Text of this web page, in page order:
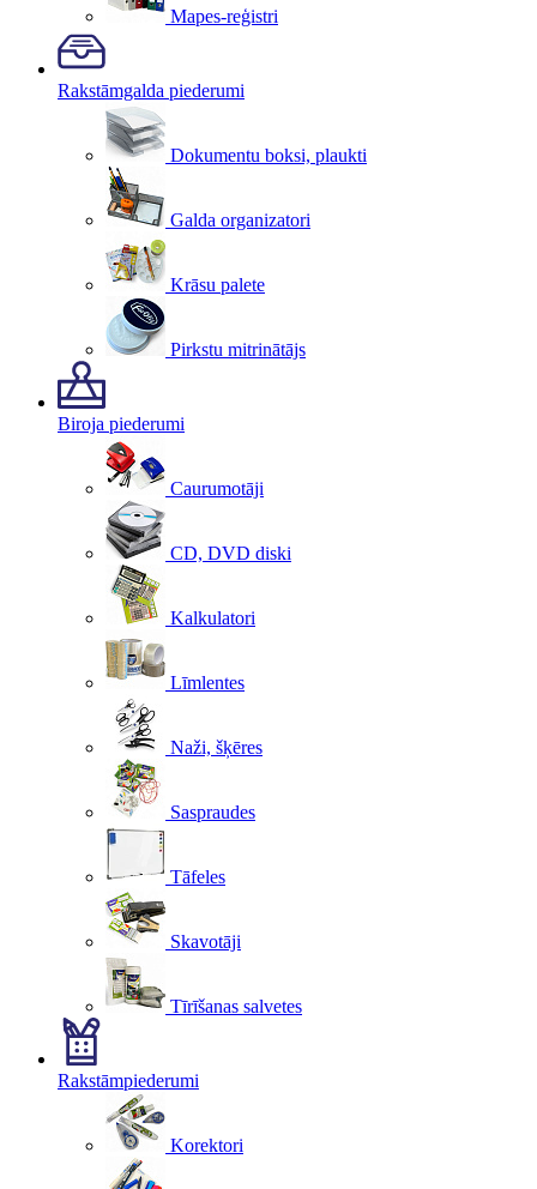
Mapes-reģistri
Rakstāmgalda piederumi
Dokumentu boksi, plaukti
Galda organizatori
Krāsu palete
Pirkstu mitrinātājs
Biroja piederumi
Caurumotāji
CD, DVD diski
Kalkulatori
Līmlentes
Naži, šķēres
Saspraudes
Tāfeles
Skavotāji
Tīrīšanas salvetes
Rakstāmpiederumi
Korektori